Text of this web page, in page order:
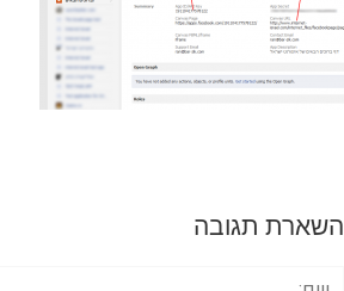
השארת תגובה